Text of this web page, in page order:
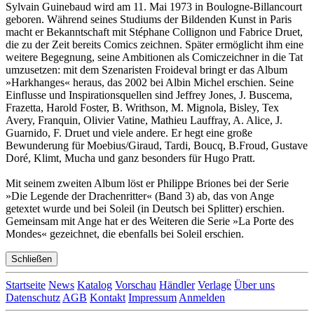
Sylvain Guinebaud wird am 11. Mai 1973 in Boulogne-Billancourt
geboren. Während seines Studiums der Bildenden Kunst in Paris
macht er Bekanntschaft mit Stéphane Collignon und Fabrice Druet,
die zu der Zeit bereits Comics zeichnen. Später ermöglicht ihm eine
weitere Begegnung, seine Ambitionen als Comiczeichner in die Tat
umzusetzen: mit dem Szenaristen Froideval bringt er das Album
»Harkhanges« heraus, das 2002 bei Albin Michel erschien. Seine
Einflusse und Inspirationsquellen sind Jeffrey Jones, J. Buscema,
Frazetta, Harold Foster, B. Writhson, M. Mignola, Bisley, Tex
Avery, Franquin, Olivier Vatine, Mathieu Lauffray, A. Alice, J.
Guarnido, F. Druet und viele andere. Er hegt eine große
Bewunderung für Moebius/Giraud, Tardi, Boucq, B.Froud, Gustave
Doré, Klimt, Mucha und ganz besonders für Hugo Pratt.
Mit seinem zweiten Album löst er Philippe Briones bei der Serie
»Die Legende der Drachenritter« (Band 3) ab, das von Ange
getextet wurde und bei Soleil (in Deutsch bei Splitter) erschien.
Gemeinsam mit Ange hat er des Weiteren die Serie »La Porte des
Mondes« gezeichnet, die ebenfalls bei Soleil erschien.
Schließen
Startseite News Katalog Vorschau Händler Verlage Über uns
Datenschutz AGB Kontakt Impressum Anmelden